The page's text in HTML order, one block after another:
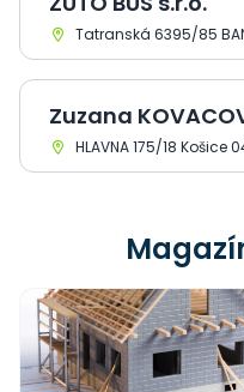
Tatranská 6395/85
Zuzana
HLAVNA 175/18 Košice